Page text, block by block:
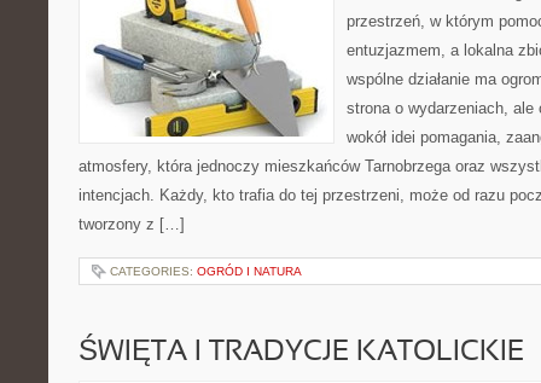
przestrzeń, w którym
entuzjazmem, a lokalna
wspólne działanie ma
strona o wydarzeniach,
wokół idei pomagania,
atmosfery, która jednoczy mieszkańców Tarnobrzega oraz
intencjach. Każdy, kto trafia do tej przestrzeni, może od razu
tworzony z […]
CATEGORIES: OGRÓD I NATURA
ŚWIĘTA I TRADYCJE KATOLICKIE